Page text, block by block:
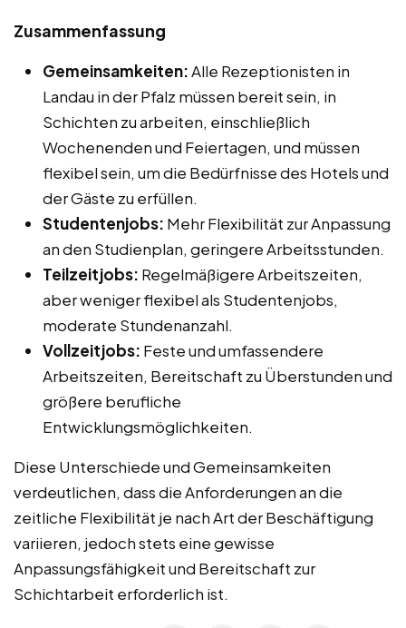
Zusammenfassung
Gemeinsamkeiten:Alle Rezeptionisten in
Landau in der Pfalz müssen bereit sein, in
Schichten zu arbeiten, einschließlich
Wochenenden und Feiertagen, und müssen
flexibel sein, um die Bedürfnisse des Hotels und
der Gäste zu erfüllen.
Studentenjobs: Mehr Flexibilität zur Anpassung
an den Studienplan, geringere Arbeitsstunden.
Teilzeitjobs: Regelmäßigere Arbeitszeiten,
aber weniger flexibel als Studentenjobs,
moderate Stundenanzahl.
Vollzeitjobs: Feste und umfassendere
Arbeitszeiten, Bereitschaft zu Überstunden und
größere berufliche
Entwicklungsmöglichkeiten.
Diese Unterschiede und Gemeinsamkeiten
verdeutlichen, dass die Anforderungen an die
zeitliche Flexibilität je nach Art der Beschäftigung
variieren, jedoch stets eine gewisse
Anpassungsfähigkeit und Bereitschaft zur
Schichtarbeit erforderlich ist.